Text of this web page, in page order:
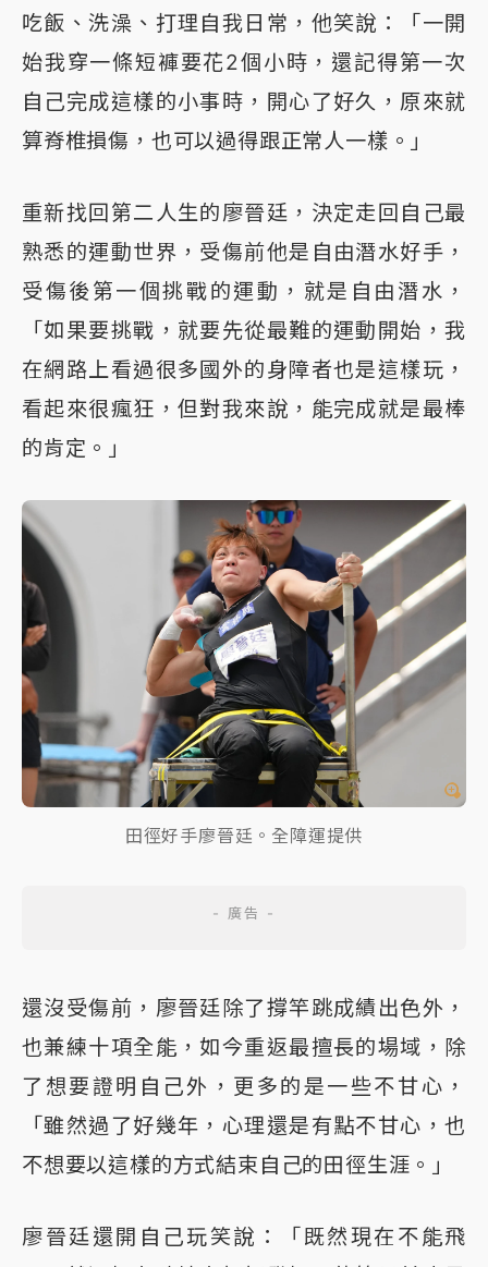
吃飯、洗澡、打理自我日常，他笑說：「一開
始我穿一條短褲要花2個小時，還記得第一次
自己完成這樣的小事時，開心了好久，原來就
算脊椎損傷，也可以過得跟正常人一樣。」
重新找回第二人生的廖晉廷，決定走回自己最
熟悉的運動世界，受傷前他是自由潛水好手，
受傷後第一個挑戰的運動，就是自由潛水，
「如果要挑戰，就要先從最難的運動開始，我
在網路上看過很多國外的身障者也是這樣玩，
看起來很瘋狂，但對我來說，能完成就是最棒
的肯定。」
田徑好手廖晉廷。全障運提供
還沒受傷前，廖晉廷除了撐竿跳成績出色外，
也兼練十項全能，如今重返最擅長的場域，除
了想要證明自己外，更多的是一些不甘心，
「雖然過了好幾年，心理還是有點不甘心，也
不想要以這樣的方式結束自己的田徑生涯。」
廖晉廷還開自己玩笑說：「既然現在不能飛